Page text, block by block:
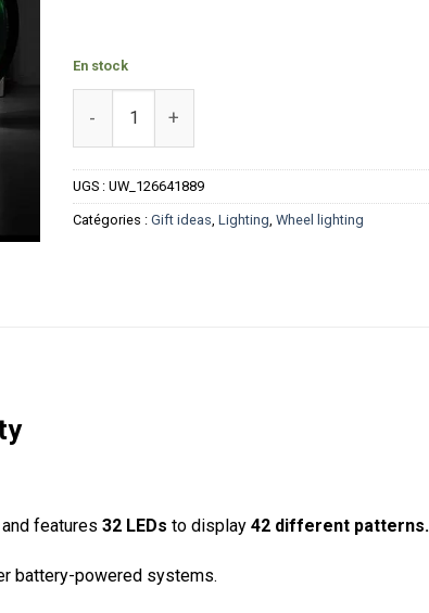
En stock
UGS : UW_126641889
Catégories : Gift ideas, Lighting, Wheel lighting
features 32 LEDs to display 42 different patterns.
battery-powered systems.